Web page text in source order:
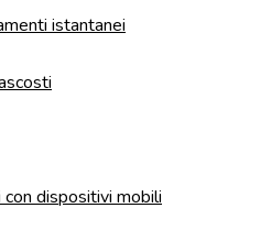
istantanei
dispositivi mobili